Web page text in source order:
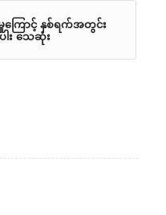
ြောင့် နှစ်ရက်အတွင်း
း သေဆုံး